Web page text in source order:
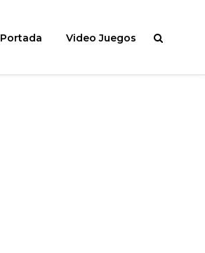
Portada Video Juegos